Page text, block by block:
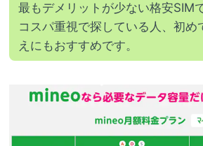
最もデメリットが少ない格安SIM
コスパ重視で探している人、初め
えにもおすすめです。